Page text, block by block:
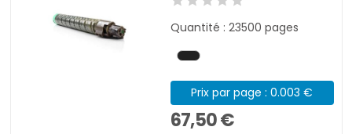
Quantité : 23500 pages
Prix par page : 0.003 €
67,50 €